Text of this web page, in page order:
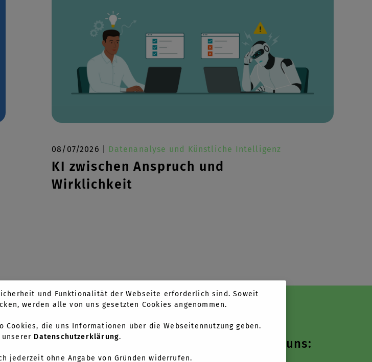
08/07/2026 | Datenanalyse und Künstliche Intelligenz
KI zwischen Anspruch und
Wirklichkeit
Folgen Sie uns:
und Funktionalität der Webseite erforderlich sind. Soweit
werden alle von uns gesetzten Cookies angenommen.
Cookies, die uns Informationen über die Webseitennutzung geben.
Datenschutzerklärung.
jederzeit ohne Angabe von Gründen widerrufen.